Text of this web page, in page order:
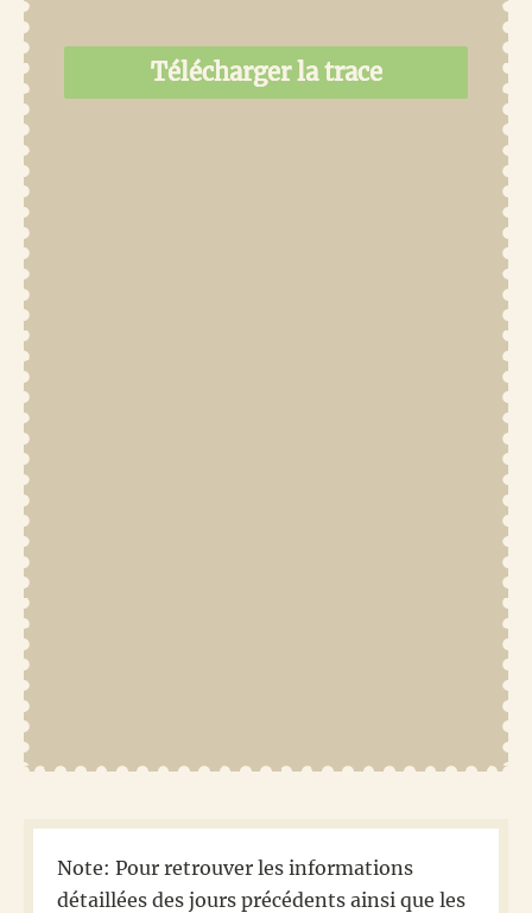
Télécharger la trace
Note: Pour retrouver les informations
détaillées des jours précédents ainsi que les